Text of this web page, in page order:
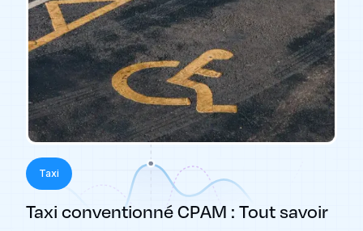
Taxi
Taxi conventionné CPAM : Tout savoir